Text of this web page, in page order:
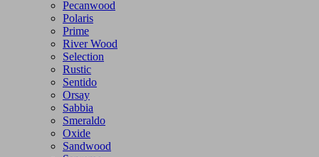
Pecanwood
Polaris
Prime
River Wood
Selection
Rustic
Sentido
Orsay
Sabbia
Smeraldo
Oxide
Sandwood